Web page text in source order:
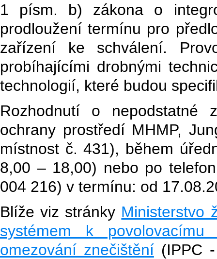
1 písm. b) zákona o
prodloužení termínu pro
zařízení ke schválení.
probíhajícími drobnými
technologií, které budou
Rozhodnutí o
ochrany prostředí MHMP,
místnost č. 431), během
8,00 – 18,00) nebo po
004 216) v termínu: od
Blíže viz stránky Ministerstvo
systémem k
omezování znečištění(IPPC -